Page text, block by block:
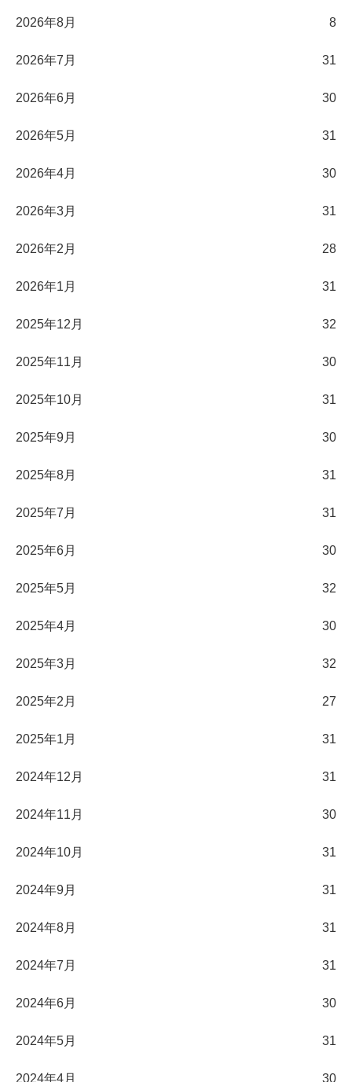
2026年8月 8
2026年7月 31
2026年6月 30
2026年5月 31
2026年4月 30
2026年3月 31
2026年2月 28
2026年1月 31
2025年12月 32
2025年11月 30
2025年10月 31
2025年9月 30
2025年8月 31
2025年7月 31
2025年6月 30
2025年5月 32
2025年4月 30
2025年3月 32
2025年2月 27
2025年1月 31
2024年12月 31
2024年11月 30
2024年10月 31
2024年9月 31
2024年8月 31
2024年7月 31
2024年6月 30
2024年5月 31
2024年4月 30